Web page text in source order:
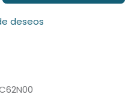
deseos